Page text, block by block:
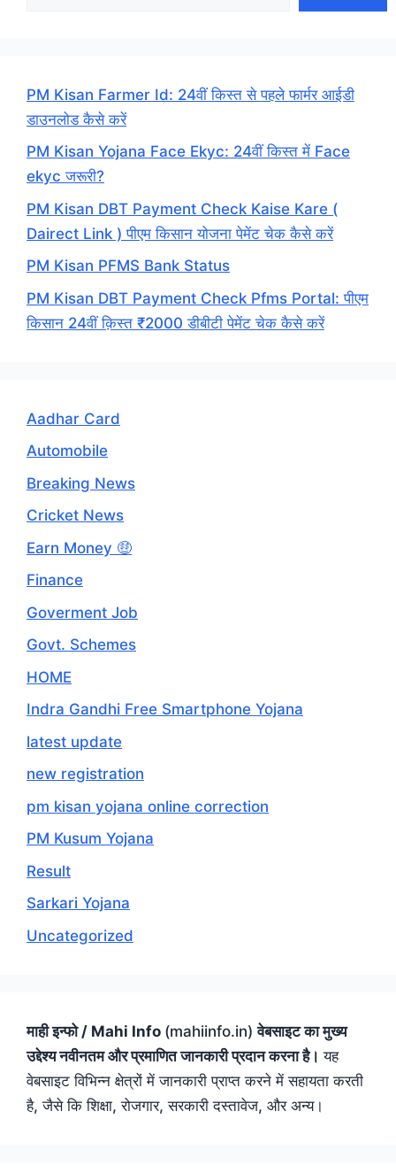
PM Kisan Farmer Id: 24वीं किस्त से पहले फार्मर आईडी
डाउनलोड कैसे करें
PM Kisan Yojana Face Ekyc: 24वीं किस्त में Face
ekyc जरूरी?
PM Kisan DBT Payment Check Kaise Kare (
Dairect Link ) पीएम किसान योजना पेमेंट चेक कैसे करें
PM Kisan PFMS Bank Status
PM Kisan DBT Payment Check Pfms Portal: पीएम
किसान 24वीं क़िस्त ₹2000 डीबीटी पेमेंट चेक कैसे करें
Aadhar Card
Automobile
Breaking News
Cricket News
Earn Money 🤑
Finance
Goverment Job
Govt. Schemes
HOME
Indra Gandhi Free Smartphone Yojana
latest update
new registration
pm kisan yojana online correction
PM Kusum Yojana
Result
Sarkari Yojana
Uncategorized
माही इन्फो / Mahi Info (mahiinfo.in)वेबसाइट का मुख्य
उद्देश्य नवीनतम और प्रमाणित जानकारी प्रदान करना है। यह
वेबसाइट विभिन्न क्षेत्रों में जानकारी प्राप्त करने में सहायता करती
है, जैसे कि शिक्षा, रोजगार, सरकारी दस्तावेज, और अन्य।